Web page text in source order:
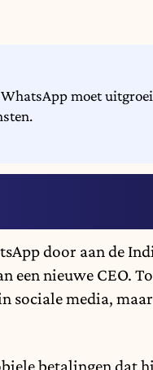
moet
door aan de
een nieuwe CEO.
sociale media,